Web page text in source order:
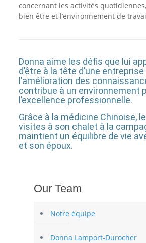
concernant les activités
bien être et l’environnement de
Donna aime les défis que lui
d’être à la tête d’une
l’amélioration des
contribue à un environnement
l’excellence professionnelle.
Grâce à la médicine Chinoise,
visites à son chalet à la
maintient un équilibre de vie
et son époux.
Our Team
Notre équipe
Donna Lamport-Durocher